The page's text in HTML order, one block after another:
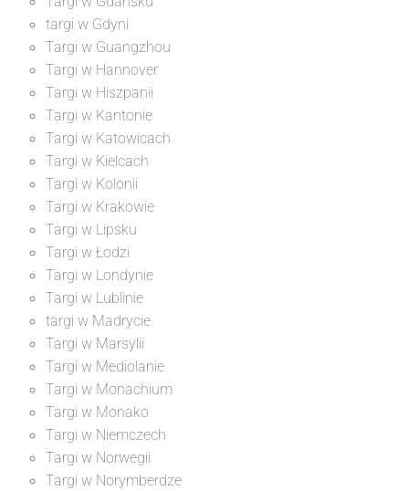
targi w Gdyni
Targi w Guangzhou
Targi w Hannover
Targi w Hiszpanii
Targi w Kantonie
Targi w Katowicach
Targi w Kielcach
Targi w Kolonii
Targi w Krakowie
Targi w Lipsku
Targi w Łodzi
Targi w Londynie
Targi w Lublinie
targi w Madrycie
Targi w Marsylii
Targi w Mediolanie
Targi w Monachium
Targi w Monako
Targi w Niemczech
Targi w Norwegii
Targi w Norymberdze